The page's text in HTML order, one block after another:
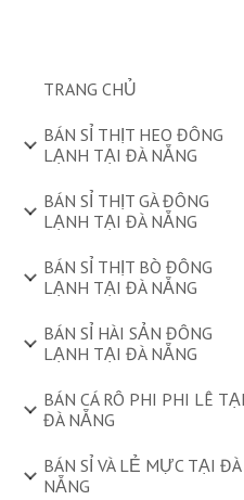
TRANG CHỦ
BÁN SỈ THỊT HEO ĐÔNG
LẠNH TẠI ĐÀ NẴNG
BÁN SỈ THỊT GÀ ĐÔNG
LẠNH TẠI ĐÀ NẴNG
BÁN SỈ THỊT BÒ ĐÔNG
LẠNH TẠI ĐÀ NẴNG
BÁN SỈ HÀI SẢN ĐÔNG
LẠNH TẠI ĐÀ NẴNG
BÁN CÁ RÔ PHI PHI LÊ TẠI
ĐÀ NẴNG
BÁN SỈ VÀ LẺ MỰC TẠI ĐÀ
NẴNG